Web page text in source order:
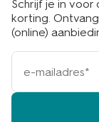
Schrijf je in voor
korting.
(online)
e-
mailadres